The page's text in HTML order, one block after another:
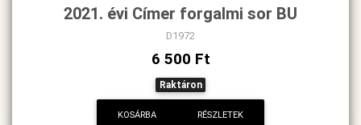
2021. évi Címer forgalmi sor BU
D1972
6 500 Ft
Raktáron
KOSÁRBA RÉSZLETEK